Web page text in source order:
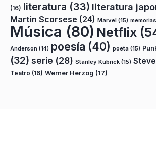
(16) literatura (33) literatura
Martin Scorsese (24) Marvel (15) memorias
Música (80) Netflix
Anderson (14) poesía (40) poeta (15)
(32) serie (28) Stanley Kubrick (15)
Teatro (16) Werner Herzog (17)